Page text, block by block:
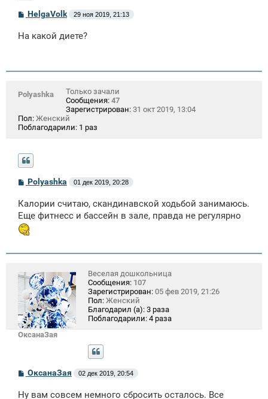
С
о
б
и
HelgaVolk 29 ноя 2019, 21:13
На какой диете?
Polyashka
Только зачали
Сообщения: 47
Зарегистрирован: 31 окт 2019, 13:04
Пол: Женский
Поблагодарили: 1 раз
С
о
б
щ
е
н
Polyashka 01 дек 2019, 20:28
Калории считаю, скандинавской ходьбой занимаюсь.
Еще фитнесс и бассейн в зале, правда не регулярно
ОксанаЗая
Веселая дошкольница
Сообщения: 107
Зарегистрирован: 05 фев 2019, 21:26
Пол: Женский
Благодарил (а): 3 раза
Поблагодарили: 4 раза
С
о
б
ОксанаЗая 02 дек 2019, 20:54
Ну вам совсем немного сбросить осталось. Все